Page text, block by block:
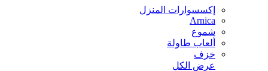
إكسسوارات المنزل
Arnica
شموع
ألعاب طاولة
خزف
عرض الكل